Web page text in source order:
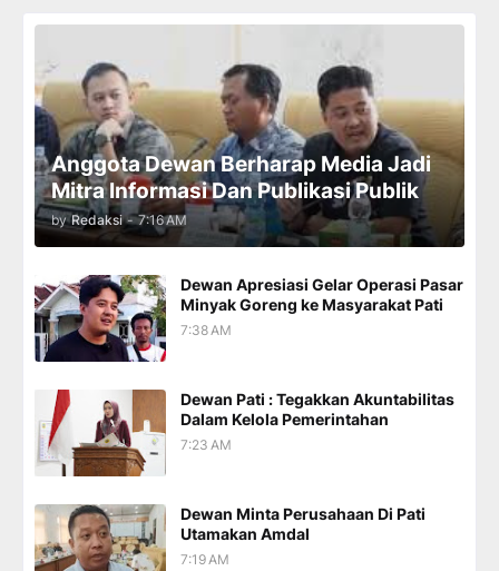
Anggota Dewan Berharap Media Jadi
Mitra Informasi Dan Publikasi Publik
by Redaksi - 7:16 AM
Dewan Apresiasi Gelar Operasi Pasar
Minyak Goreng ke Masyarakat Pati
7:38 AM
Dewan Pati : Tegakkan Akuntabilitas
Dalam Kelola Pemerintahan
7:23 AM
Dewan Minta Perusahaan Di Pati
Utamakan Amdal
7:19 AM